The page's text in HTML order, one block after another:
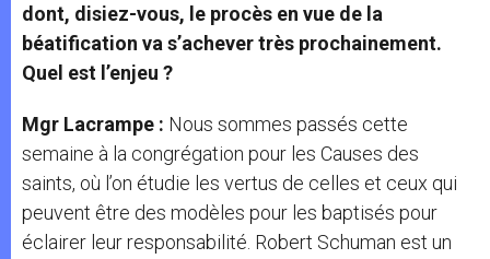
dont, disiez-vous, le procès en vue de la
béatification va s’achever très prochainement.
Quel est l’enjeu ?
Mgr Lacrampe : Nous sommes passés cette
semaine à la congrégation pour les Causes des
saints, où l’on étudie les vertus de celles et ceux qui
peuvent être des modèles pour les baptisés pour
éclairer leur responsabilité. Robert Schuman est un